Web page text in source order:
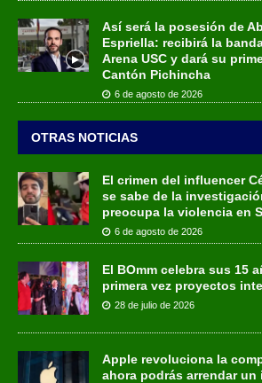
Así será la posesión de
Espriella: recibirá la
Arena USC y dará su
Cantón Pichincha
6 de agosto de 2026
OTRAS NOTICIAS
El crimen del influencer
se sabe de la
preocupa la violencia en
6 de agosto de 2026
El BOmm celebra sus 15
primera vez proyectos
28 de julio de 2026
Apple revoluciona la
ahora podrás arrendar un